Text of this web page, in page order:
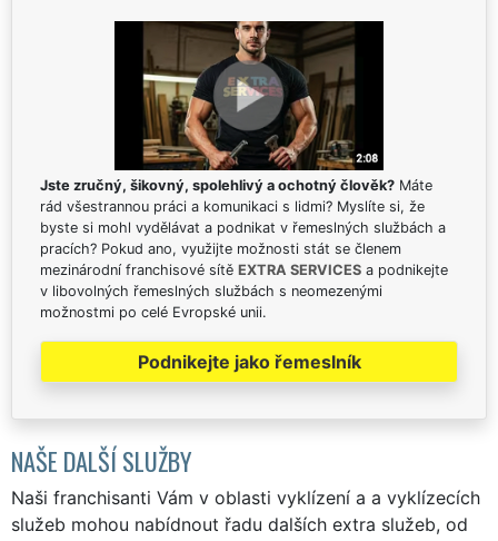
Jste zručný, šikovný, spolehlivý a ochotný člověk? Máte
rád všestrannou práci a komunikaci s lidmi? Myslíte si, že
byste si mohl vydělávat a podnikat v řemeslných službách a
pracích? Pokud ano, využijte možnosti stát se členem
mezinárodní franchisové sítě EXTRA SERVICES a podnikejte
v libovolných řemeslných službách s neomezenými
možnostmi po celé Evropské unii.
Podnikejte jako řemeslník
NAŠE DALŠÍ SLUŽBY
Naši franchisanti Vám v oblasti vyklízení a a vyklízecích
služeb mohou nabídnout řadu dalších extra služeb, od